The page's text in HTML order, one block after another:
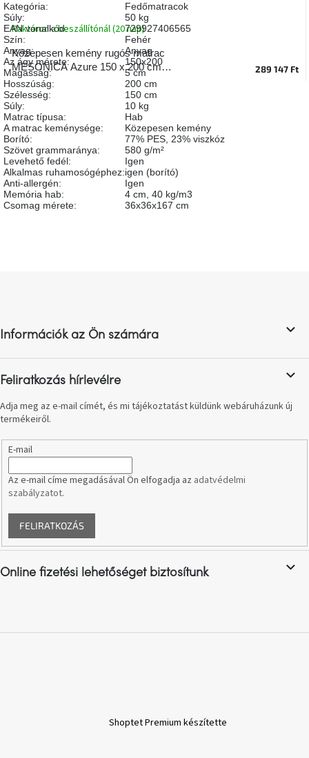
Anyák
napja
Egy
étkező,
amely
szórakoztat!
A
8.
születésnap
megünneplése
A
kedvenceid
Karácsonyi
e-
Formwood
repül
A
nyári
hullámon
Fedezze
fel
oldalát
változás
Közepesen kemény rugós matrac
MESONICA Azure 150 x 200 cm,
vastagság 28 cm
Raktáron a beszállítónál (20 nap)
289 147 Ft
Kategória:
Fedőmatracok
Súly:
50 kg
EAN vonalkód:
729927406565
Szín:
Fehér
Anyag:
Anyag
Az ágy mérete:
150x200
Magasság:
5 cm
Hosszúság:
200 cm
Szélesség:
150 cm
Súly:
10 kg
Matrac típusa:
Hab
A matrac keménysége:
Közepesen kemény
Borító:
77% PES, 23% viszkóz
Szövet grammaránya:
580 g/m²
Levehető fedél:
Igen
Alkalmas ruhamosógéphez:igen (borító)
Anti-allergén:
Igen
Memória hab:
4 cm, 40 kg/m3
Csomag mérete: 36x36x167 cm
é
c
Információk az Ön számára
Feliratkozás hírlevélre
Adja meg az e-mail címét, és mi tájékoztatást küldünk webáruházunk új
termékeiről.
E-mail
Az e-mail címe megadásával Ön elfogadja az adatvédelmi
szabályzatot.
FELIRATKOZÁS
Online fizetési lehetőséget biztosítunk
Shoptet Premium készítette